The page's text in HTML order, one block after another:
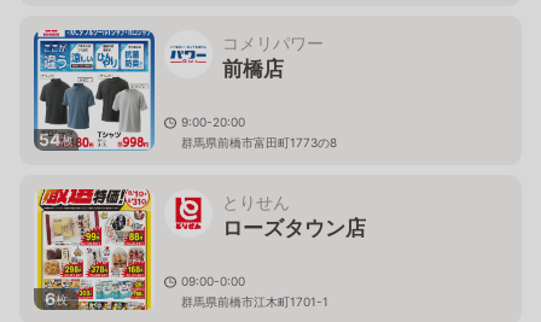
54枚
コメリパワー
前橋店
9:00-20:00
群馬県前橋市富田町1773の8
6枚
とりせん
ローズタウン店
09:00-0:00
群馬県前橋市江木町1701-1